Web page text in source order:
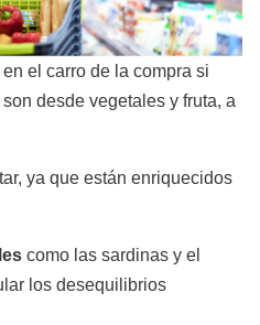
el carro de la compra si
desde vegetales y fruta, a
ya que están enriquecidos
como las sardinas y el
los desequilibrios